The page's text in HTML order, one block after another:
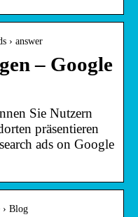
› answer
– Google
Sie Nutzern
präsentieren
ads on Google
› Blog